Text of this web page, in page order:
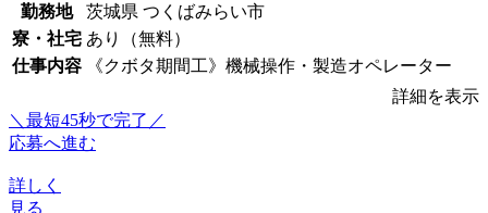
勤務地
茨城県 つくばみらい市
寮・社宅 あり（無料）
仕事内容
《クボタ期間工》機械操作・製造オペレーター
詳細を表示
＼最短45秒で完了／
応募へ進む
詳しく
見る